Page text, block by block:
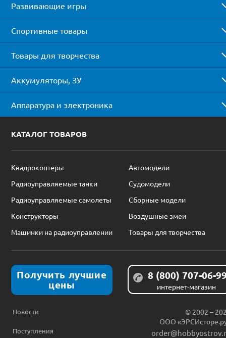
Развивающие игры
Спортивные товары
Товары для творчества
Аккумуляторы, ЗУ
Аппаратура и электроника
КАТАЛОГ ТОВАРОВ
Квадрокоптеры
Автомодели
Радиоуправляемые танки
Судомодели
Радиоуправляемые самолеты
Сборные модели
Конструкторы
Воздушные змеи
Машинки на радиоуправлении
Товары для творчества
Получить лучшие
цены
8 (800) 707-06-
интернет-магазин
Новости
Поступления
© 2002 –
ООО